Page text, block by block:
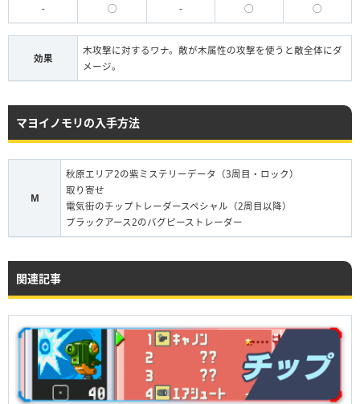
- ◯ - ◯ ◯
効果
木攻撃に対するワナ。敵が木属性の攻撃を使うと敵全体にダ
メージ。
マヨイノモリの入手方法
M
秋原エリア2の紫ミステリーデータ（3周目・ロック）
取り寄せ
電気街のチップトレーダースペシャル（2周目以降）
ブラックアース2のバグピーストレーダー
関連記事